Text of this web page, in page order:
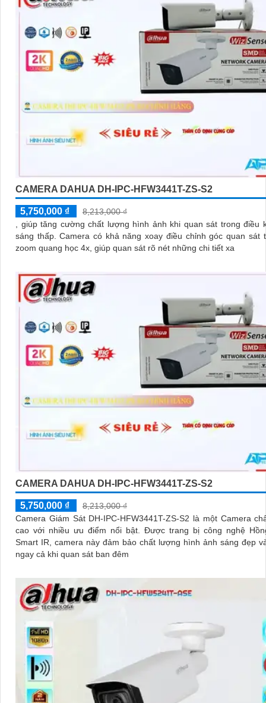
CAMERA DAHUA DH-IPC-HFW3441T-ZS-S2
5,750,000 ₫
8,213,000 ₫
, giúp tăng cường chất lượng hình ảnh khi quan sát trong điều
sáng thấp. Camera có khả năng xoay điều chỉnh góc quan sát từ xa và
zoom quang học 4x, giúp quan sát rõ nét những chi tiết xa
CAMERA DAHUA DH-IPC-HFW3441T-ZS-S2
5,750,000 ₫
8,213,000 ₫
Camera Giám Sát DH-IPC-HFW3441T-ZS-S2 là một Camera
cao với nhiều ưu điểm nổi bật. Được trang bị công nghệ Hồng Ngoại
Smart IR, camera này đảm bảo chất lượng hình ảnh sáng đẹp
ngay cả khi quan sát ban đêm